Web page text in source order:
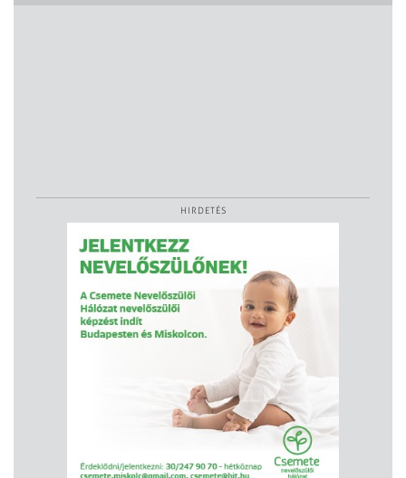
HIRDETÉS